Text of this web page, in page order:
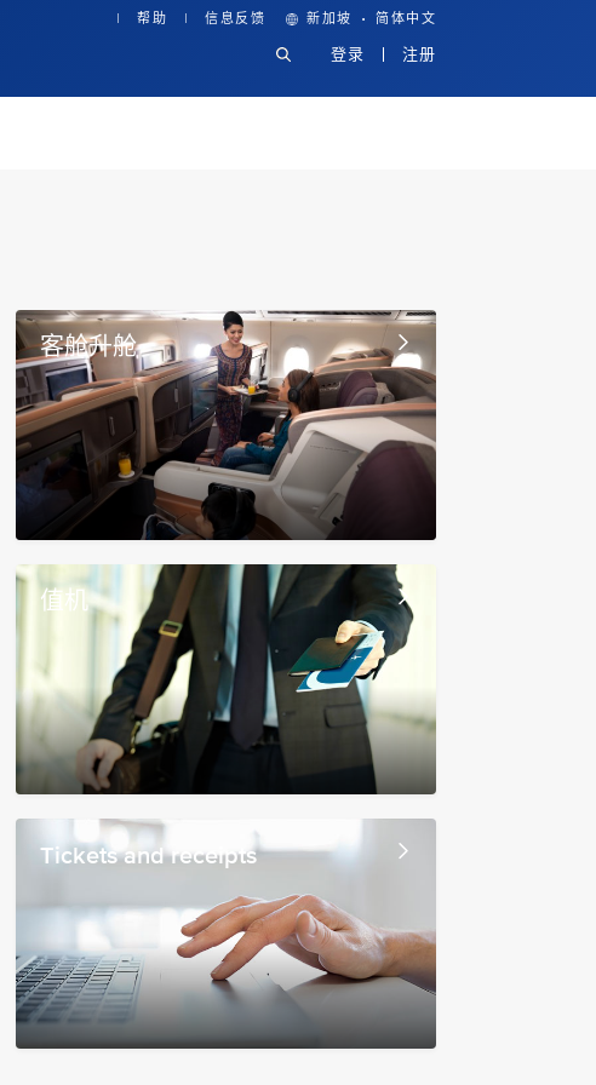
帮助 信息反馈 新加坡 · 简体中文
登录 注册
客舱升舱
值机
Tickets and receipts